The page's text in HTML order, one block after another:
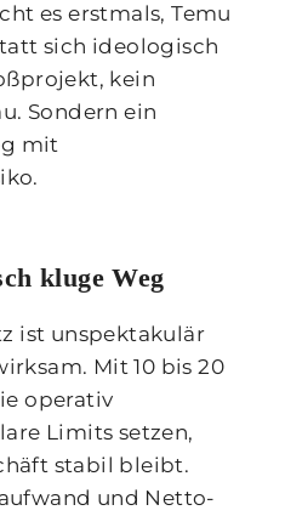
es erstmals, Temu
sich ideologisch
kein
Sondern ein
mit
kluge Weg
ist unspektakulär
Mit 10 bis 20
operativ
Limits setzen,
stabil bleibt.
und Netto-